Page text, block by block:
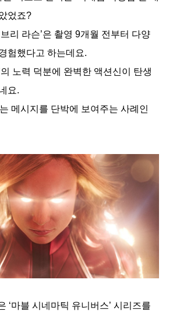
었죠?
리 라슨’은 촬영 9개월 전부터 다양
험했다고 하는데요.
의 노력 덕분에 완벽한 액션신이 탄생
요.
메시지를 단박에 보여주는 사례인
‘마블 시네마틱 유니버스’ 시리즈를